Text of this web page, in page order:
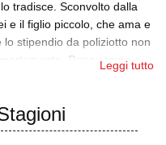
tradisce. Sconvolto dalla
e il figlio piccolo, che ama e
stipendio da poliziotto non
Danny torna a
scena del crimine.
e talvolta
Leggi tutto